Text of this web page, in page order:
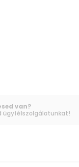
van?
ügyfélszolgálatunkat!